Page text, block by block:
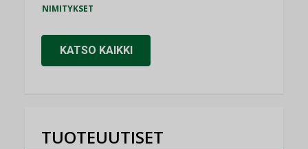
NIMITYKSET
KATSO KAIKKI
TUOTEUUTISET